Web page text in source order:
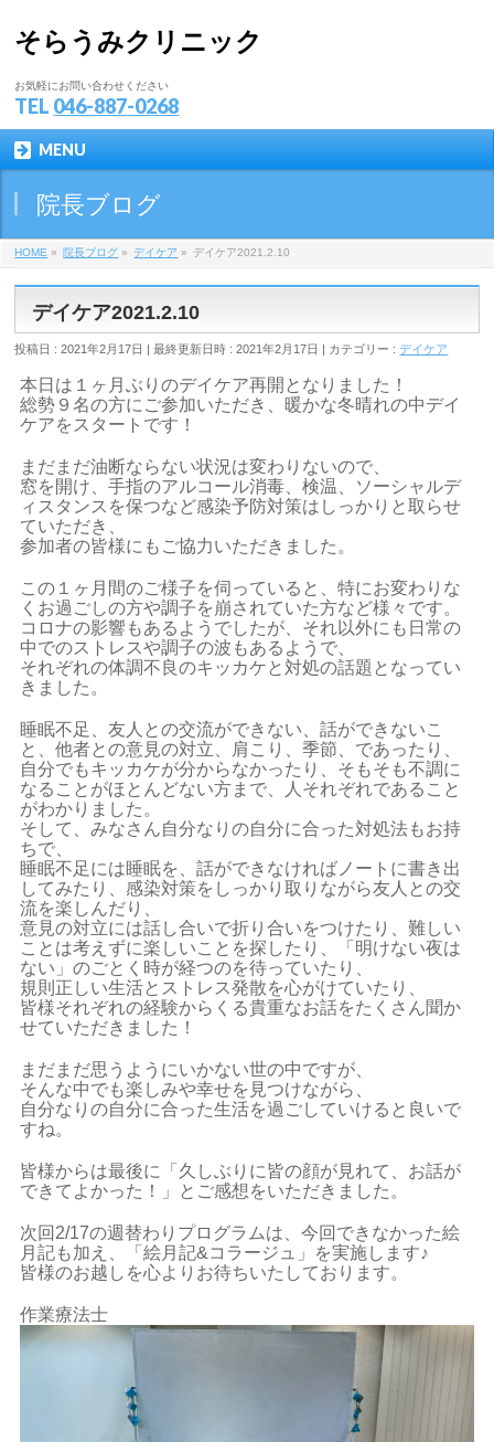
そらうみクリニック
お気軽にお問い合わせください
TEL 046-887-0268
MENU
院長ブログ
HOME » 院長ブログ » デイケア » デイケア2021.2.10
デイケア2021.2.10
投稿日 : 2021年2月17日 最終更新日時 : 2021年2月17日 カテゴリー :デイケア
本日は１ヶ月ぶりのデイケア再開となりました！
総勢９名の方にご参加いただき、暖かな冬晴れの中デイ
ケアをスタートです！
まだまだ油断ならない状況は変わりないので、
窓を開け、手指のアルコール消毒、検温、ソーシャルデ
ィスタンスを保つなど感染予防対策はしっかりと取らせ
ていただき、
参加者の皆様にもご協力いただきました。
この１ヶ月間のご様子を伺っていると、特にお変わりな
くお過ごしの方や調子を崩されていた方など様々です。
コロナの影響もあるようでしたが、それ以外にも日常の
中でのストレスや調子の波もあるようで、
それぞれの体調不良のキッカケと対処の話題となってい
きました。
睡眠不足、友人との交流ができない、話ができないこ
と、他者との意見の対立、肩こり、季節、であったり、
自分でもキッカケが分からなかったり、そもそも不調に
なることがほとんどない方まで、人それぞれであること
がわかりました。
そして、みなさん自分なりの自分に合った対処法もお持
ちで、
睡眠不足には睡眠を、話ができなければノートに書き出
してみたり、感染対策をしっかり取りながら友人との交
流を楽しんだり、
意見の対立には話し合いで折り合いをつけたり、難しい
ことは考えずに楽しいことを探したり、「明けない夜は
ない」のごとく時が経つのを待っていたり、
規則正しい生活とストレス発散を心がけていたり、
皆様それぞれの経験からくる貴重なお話をたくさん聞か
せていただきました！
まだまだ思うようにいかない世の中ですが、
そんな中でも楽しみや幸せを見つけながら、
自分なりの自分に合った生活を過ごしていけると良いで
すね。
皆様からは最後に「久しぶりに皆の顔が見れて、お話が
できてよかった！」とご感想をいただきました。
次回2/17の週替わりプログラムは、今回できなかった絵
月記も加え、「絵月記&コラージュ」を実施します♪
皆様のお越しを心よりお待ちいたしております。
作業療法士